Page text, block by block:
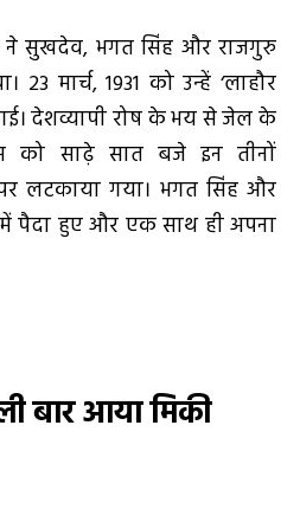
ने सुखदेव, भगत सिंह और राजगुरु
मार्च, 1931 को उन्हें ‘लाहौर
देशव्यापी रोष के भय से जेल के
को साढ़े सात बजे इन तीनों
लटकाया गया। भगत सिंह और
पैदा हुए और एक साथ ही अपना
बार आया मिकी